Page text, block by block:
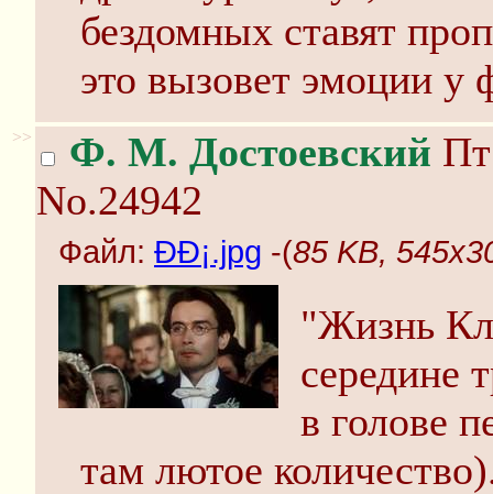
бездомных ставят
это вызовет эмоции у
>> Ф. М. Достоевский
No.24942
Файл: ÐÐ¡.jpg -(85 KB,
"Жизнь
середине
в голове
там лютое